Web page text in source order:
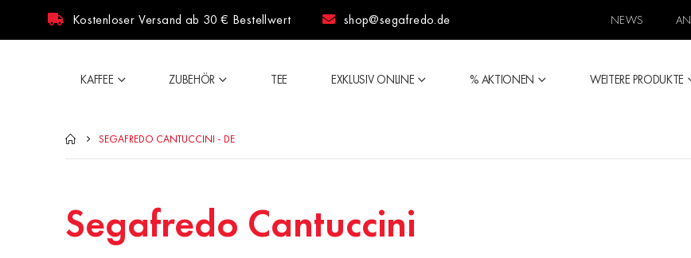
Kostenloser Versand ab 30 € Bestellwert shop@segafredo.de NEWS
KAFFEE ZUBEHÖR TEE EXKLUSIV ONLINE % AKTIONEN WEITERE PRODUKTE
SEGAFREDO CANTUCCINI - DE
Segafredo Cantuccini